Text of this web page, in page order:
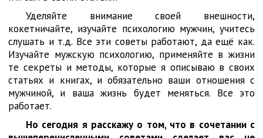
Уделяйте внимание своей внешности,
кокетничайте, изучайте психологию мужчин, учитесь
слушать и т.д. Все эти советы работают, да ещё как.
Изучайте мужскую психологию, применяйте в жизни
те секреты и методы, которые я описываю в своих
статьях и книгах, и обязательно ваши отношения с
мужчиной, и ваша жизнь будет меняться. Все это
работает.
Но сегодня я расскажу о том, что в сочетании с